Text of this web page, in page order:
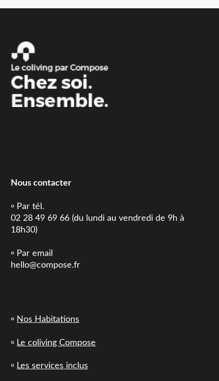
Nous contacter
▫️ Par tél.
02 28 49 69 66 (du lundi au vendredi de 9h à
18h30)
▫️ Par email
hello@compose.fr
▫️ Nos Habitations
▫️ Le coliving Compose
▫️ Les services inclus